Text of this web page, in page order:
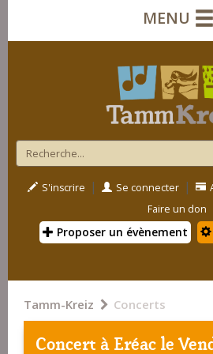
MENU
S'inscrire | Se connecter |
Faire un don
Proposer un évènement
Tamm-Kreiz Concerts
Concert àEréacle